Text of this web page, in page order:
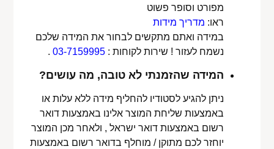
מפורט וסופר פשוט
ראו: מדריך מידות
במידה ואתם מתקשים לבחור את המידה שלכם
נשמח לעזור ! שירות לקוחות :03-7159995
.
המידה שהזמנתי לא טובה, מה עושים?
ניתן להגיע לסטודיו להחליף מידה ללא עלות או
באמצעות שליחת המוצר אלינו באמצעות דואר
רשום באמצעות דואר ישראל , ולאחר מכן המוצר
יוחזר לכם מתוקן / מוחלף בדואר רשום באמצעות